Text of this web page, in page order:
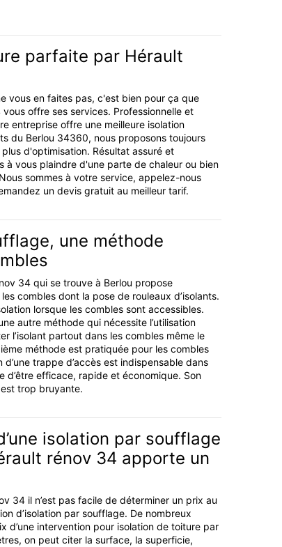
parfaite par Hérault
vous en faites pas, c'est bien pour ça que
offre ses services. Professionnelle et
entreprise offre une meilleure isolation
du Berlou 34360, nous proposons toujours
d'optimisation. Résultat assuré et
à vous plaindre d'une parte de chaleur ou bien
sommes à votre service, appelez-nous
un devis gratuit au meilleur tarif.
une méthode
34 qui se trouve à Berlou propose
combles dont la pose de rouleaux d’isolants.
lorsque les combles sont accessibles.
autre méthode qui nécessite l’utilisation
l’isolant partout dans les combles même le
méthode est pratiquée pour les combles
trappe d’accès est indispensable dans
d’être efficace, rapide et économique. Son
trop bruyante.
isolation par soufflage
rénov 34 apporte un
34 il n’est pas facile de déterminer un prix au
d’isolation par soufflage. De nombreux
d’une intervention pour isolation de toiture par
on peut citer la surface, la superficie,